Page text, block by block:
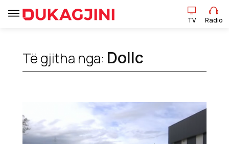
Lajme
Pikëpamje
TV Radio
Të gjitha nga: Dollc